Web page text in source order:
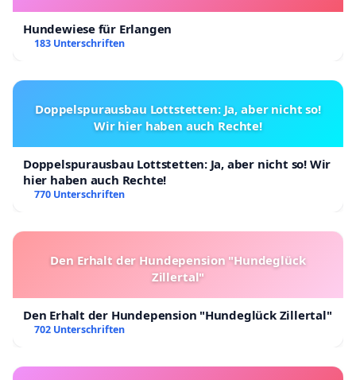
Hundewiese für Erlangen
183 Unterschriften
Doppelspurausbau Lottstetten: Ja, aber nicht so!
Wir hier haben auch Rechte!
Doppelspurausbau Lottstetten: Ja, aber nicht so! Wir
hier haben auch Rechte!
770 Unterschriften
Den Erhalt der Hundepension "Hundeglück
Zillertal"
Den Erhalt der Hundepension "Hundeglück Zillertal"
702 Unterschriften